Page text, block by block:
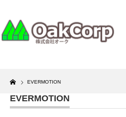
Home
EVERMOTION
EVERMOTION